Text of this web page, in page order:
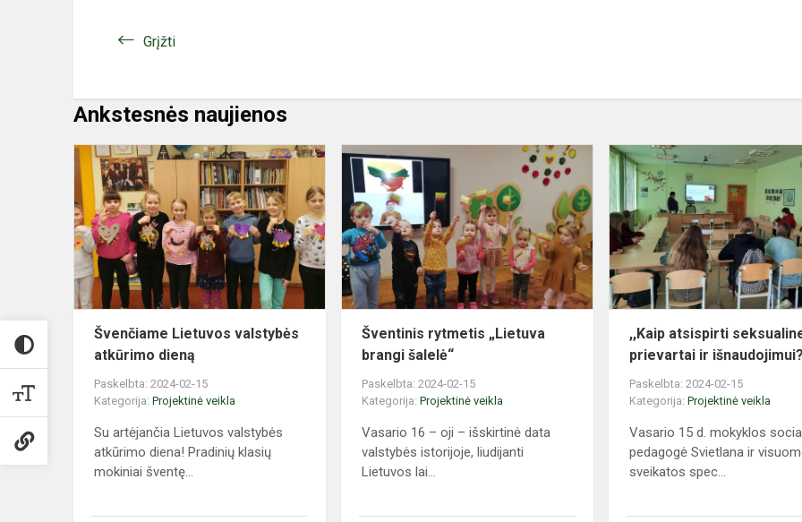
Grįžti
Ankstesnės naujienos
Švenčiame
Lietuvos
valstybės
atkūrimo
dieną
Švenčiame Lietuvos valstybės
atkūrimo dieną
Paskelbta: 2024-02-15
Kategorija: Projektinė veikla
Su artėjančia Lietuvos valstybės
atkūrimo diena! Pradinių klasių
mokiniai šventę...
Šventinis
rytmetis
„Lietuva
brangi
šalelė“
Šventinis rytmetis „Lietuva
brangi šalelė“
Paskelbta: 2024-02-15
Kategorija:Projektinė veikla
Vasario 16 – oji – išskirtinė data
valstybės istorijoje, liudijanti
Lietuvos lai...
,,Kaip atsispirti
prievartai ir
Paskelbta: 2024-02-15
Kategorija:Projektinė veikla
Vasario 15 d. mokyklos
pedagogė Svietlana ir
sveikatos spec...